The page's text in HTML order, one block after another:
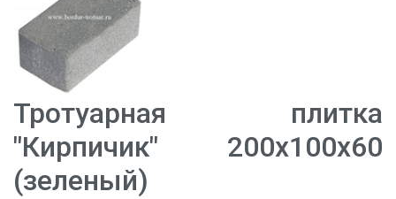
Тротуарная плитка
"Кирпичик" 200х100х60
(зеленый)